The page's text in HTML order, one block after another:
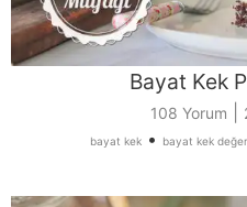
Bayat Kek
108 Yorum
bayat kek • bayat kek